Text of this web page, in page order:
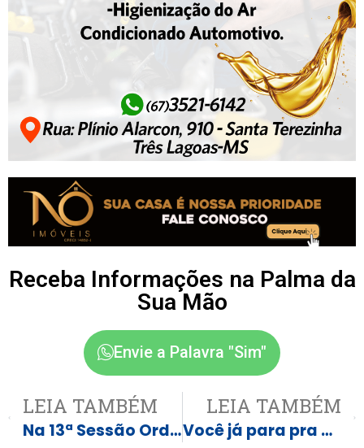
Receba Informações na Palma da
Sua Mão
Envie a Palavra "Sim"
LEIA TAMBÉM
Na 13ª Sessão Ordinária o Vereador Daniel Batista de Oliveira MDB enviou esta Indicação ao Poder Executivo
LEIA TAMBÉM
Você já para pra pensar no que vai ser isso aqui!? Veja o Vídeo